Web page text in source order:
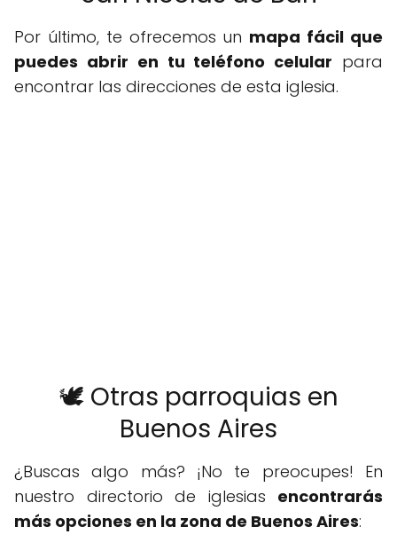
Por último, te ofrecemos un mapa fácil que
puedes abrir en tu teléfono celular para
encontrar las direcciones de esta iglesia.
🕊️ Otras parroquias en
Buenos Aires
¿Buscas algo más? ¡No te preocupes! En
nuestro directorio de iglesias encontrarás
más opciones en la zona de Buenos Aires: